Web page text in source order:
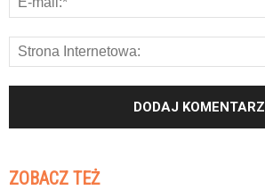
ZOBACZ TEŻ